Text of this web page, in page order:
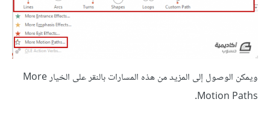
ويمكن الوصول إلى المزيد من هذه المسارات بالنقر على الخيار More
Motion Paths.